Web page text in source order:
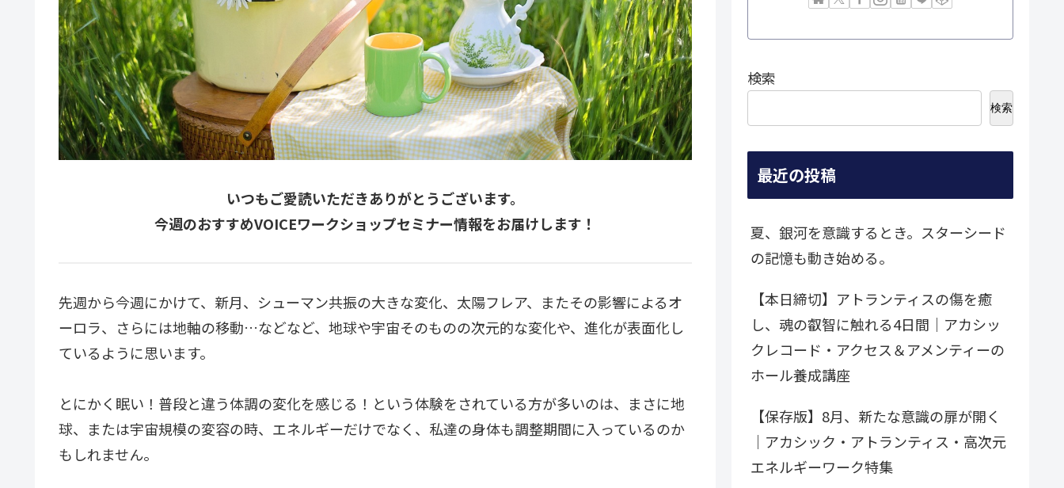
いつもご愛読いただきありがとうございます。
今週のおすすめVOICEワークショップセミナー情報をお届けします！
先週から今週にかけて、新月、シューマン共振の大きな変化、太陽フレア、またその影響によるオ
ーロラ、さらには地軸の移動…などなど、地球や宇宙そのものの次元的な変化や、進化が表面化し
ているように思います。
とにかく眠い！普段と違う体調の変化を感じる！という体験をされている方が多いのは、まさに地
球、または宇宙規模の変容の時、エネルギーだけでなく、私達の身体も調整期間に入っているのか
もしれません。
検索
検索
最近の投稿
夏、銀河を意識するとき。スターシード
の記憶も動き始める。
【本日締切】アトランティスの傷を癒
し、魂の叡智に触れる4日間｜アカシッ
クレコード・アクセス＆アメンティーの
ホール養成講座
【保存版】8月、新たな意識の扉が開く
｜アカシック・アトランティス・高次元
エネルギーワーク特集